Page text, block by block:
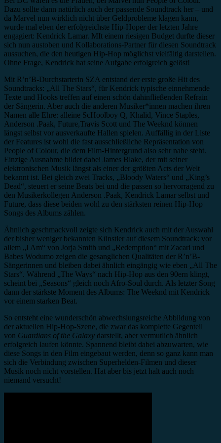
Dazu sollte dann natürlich auch der passende Soundtrack her – und
da Marvel nun wirklich nicht über Geldprobleme klagen kann,
wurde mal eben der erfolgreichste Hip-Hoper der letzten Jahre
engagiert: Kendrick Lamar. MIt einem riesigen Budget durfte dieser
sich nun austoben und Kollaborations-Partner für diesen Soundtrack
aussuchen, die den heutigen Hip-Hop möglichst vielfältig darstellen.
Ohne Frage, Kendrick hat seine Aufgabe erfolgreich gelöst!
Mit R’n’B-Durchstarterin SZA entstand der erste große Hit des
Soundtracks: „All The Stars“, für Kendrick typische einnehmende
Texte und Hooks treffen auf einen schön dahinfließenden Refrain
der Sängerin. Aber auch die anderen Musiker*innen machen ihren
Namen alle Ehre: alleine ScHoolboy Q, Khalid, Vince Staples,
Anderson .Paak, Future,Travis Scott und The Weeknd können
längst selbst vor ausverkaufte Hallen spielen. Auffällig in der Liste
der Features ist wohl die fast ausschließliche Repräsentation von
People of Colour, die dem Film-Hintergrund also sehr nahe steht.
Einzige Ausnahme bildet dabei James Blake, der mit seiner
elektronischen Musik längst als einer der größten Acts der Welt
bekannt ist. Bei gleich zwei Tracks, „Bloody Waters“ und „King’s
Dead“, steuert er seine Beats bei und die passen so hervorragend zu
den Musikerkollegen Anderson .Paak, Kendrick Lamar selbst und
Future, dass diese beiden wohl zu den stärksten reinen Hip-Hop
Songs des Albums zählen.
Ähnlich geschmackvoll zeigte sich Kendrick auch mit der Auswahl
der bisher weniger bekannten Künstler auf diesem Soundtrack: vor
allem „I Am“ von Jorja Smith und „Redemption“ mit Zacari und
Babes Wodumo zeigen die gesanglichen Qualitäten der R’n’B-
Sängerinnen und bleiben dabei ähnlich eingängig wie eben „All The
Stars“. Während „The Ways“ nach Hip-Hop aus den 90ern klingt,
scheint bei „Seasons“ gleich noch Afro-Soul durch. Als letzter Song
dann der stärkste Moment des Albums: The Weeknd mit Kendrick
vor einem starken Beat.
So entsteht eine wunderschön abwechslungsreiche Abbildung von
der aktuellen Hip-Hop-Szene, die zwar das komplette Gegenteil
von Guardians of the Galaxy darstellt, aber vermutlich ähnlich
erfolgreich laufen könnte. Spannend bleibt dabei abzuwarten, wie
diese Songs in den Film eingebaut werden, denn so ganz kann man
sich die Verbindung zwischen Superhelden-Filmen und dieser
Musik noch nicht vorstellen. Hat aber bis jetzt halt auch noch
niemand versucht!